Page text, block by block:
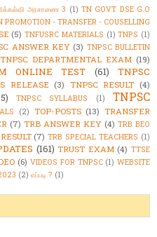
அரசாணை 3 (1) TN GOVT DSE G.O
PROMOTION - TRANSFER - COUSELLING
(5) TNFUSRC MATERIALS (1) TNPS (1)
ANSWER KEY (3) TNPSC BULLETIN
TNPSC DEPARTMENTAL EXAM (19)
ONLINE TEST (61)
TNPSC
RELEASE (3) TNPSC RESULT (4)
TNPSC SYLLABUS (1)
TNPSC
(2) TOP-POSTS (13) TRANSFER
(7) TRB ANSWER KEY (4) TRB BEO
(7) TRB SPECIAL TEACHERS (1)
(161) TRUST EXAM (4) TTSE
(6) VIDEOS FOR TNPSC (1) WEBSITE
(2) எப்படி ? (1)